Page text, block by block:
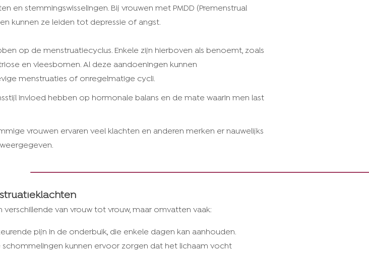
en stemmingswisselingen. Bij vrouwen met PMDD (Premenstrual
kunnen ze leiden tot depressie of angst.
op de menstruatiecyclus. Enkele zijn hierboven als benoemt, zoals
en vleesbomen. Al deze aandoeningen kunnen
menstruaties of onregelmatige cycli.
invloed hebben op hormonale balans en de mate waarin men last
vrouwen ervaren veel klachten en anderen merken er nauwelijks
van vrouw tot vrouw, maar omvatten vaak:
pijn in de onderbuik, die enkele dagen kan aanhouden.
kunnen ervoor zorgen dat het lichaam vocht